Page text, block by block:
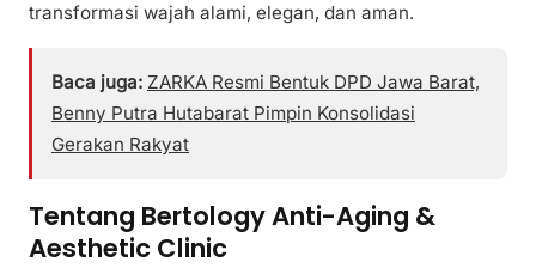
transformasi wajah alami, elegan, dan aman.
Baca juga: ZARKA Resmi Bentuk DPD Jawa Barat,
Benny Putra Hutabarat Pimpin Konsolidasi
Gerakan Rakyat
Tentang Bertology Anti-Aging &
Aesthetic Clinic